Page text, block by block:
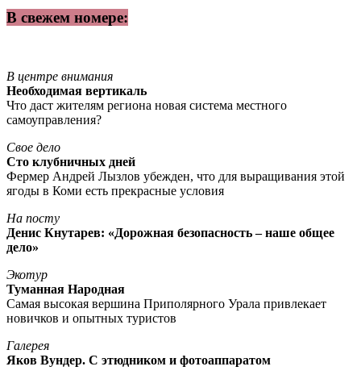
В свежем номере:
В центре внимания
Необходимая вертикаль
Что даст жителям региона новая система местного
самоуправления?
Свое дело
Сто клубничных дней
Фермер Андрей Лызлов убежден, что для выращивания этой
ягоды в Коми есть прекрасные условия
На посту
Денис Кнутарев: «Дорожная безопасность – наше общее
дело»
Экотур
Туманная Народная
Самая высокая вершина Приполярного Урала привлекает
новичков и опытных туристов
Галерея
Яков Вундер. С этюдником и фотоаппаратом